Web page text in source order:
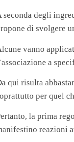
seconda degli
di svolgere
vanno
a
qui risulta
per quel
la prima
reazioni